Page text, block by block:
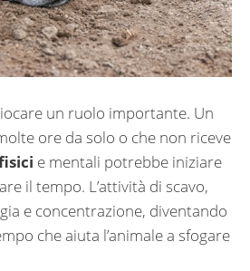
un ruolo importante. Un
ore da solo o che non riceve
e mentali potrebbe iniziare
il tempo. L’attività di scavo,
e concentrazione, diventando
che aiuta l’animale a sfogare